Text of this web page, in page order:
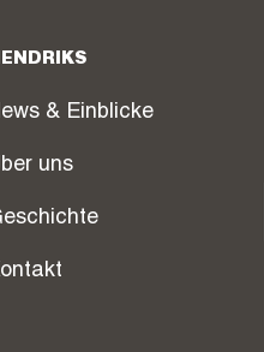
& Einblicke
uns